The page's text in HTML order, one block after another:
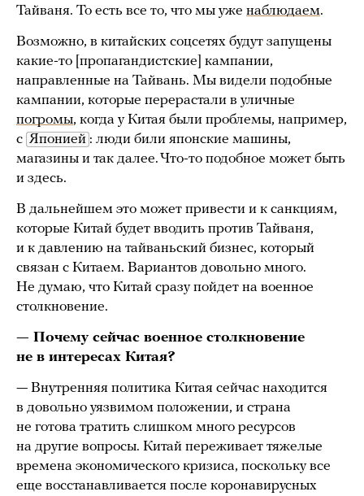
Тайваня. То есть все то, что мы уже наблюдаем.
Возможно, в китайских соцсетях будут запущены
какие-то [пропагандистские] кампании,
направленные на Тайвань. Мы видели подобные
кампании, которые перерастали в уличные
погромы, когда у Китая были проблемы, например,
с Японией : люди били японские машины,
магазины и так далее. Что-то подобное может быть
и здесь.
В дальнейшем это может привести и к санкциям,
которые Китай будет вводить против Тайваня,
и к давлению на тайваньский бизнес, который
связан с Китаем. Вариантов довольно много.
Не думаю, что Китай сразу пойдет на военное
столкновение.
— Почему сейчас военное столкновение
не в интересах Китая?
— Внутренняя политика Китая сейчас находится
в довольно уязвимом положении, и страна
не готова тратить слишком много ресурсов
на другие вопросы. Китай переживает тяжелые
времена экономического кризиса, поскольку все
еще восстанавливается после коронавирусных